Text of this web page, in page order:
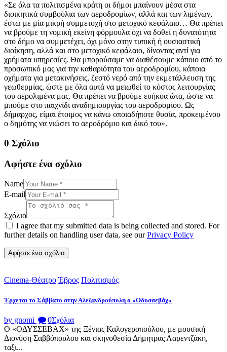
«Σε όλα τα πολιτισμένα κράτη οι δήμοι μπαίνουν μέσα στα
διοικητικά συμβούλια των αεροδρομίων, αλλά και των λιμένων,
έστω με μία μικρή συμμετοχή στο μετοχικό κεφάλαιο… Θα πρέπει
να βρούμε τη νομική εκείνη φόρμουλα όχι να δοθεί η δυνατότητα
στο δήμο να συμμετέχει, όχι μόνο στην τυπική ή ουσιαστική
διοίκηση, αλλά και στο μετοχικό κεφάλαιο, δίνοντας αντί για
χρήματα υπηρεσίες. Θα μπορούσαμε να διαθέσουμε κάποιο από το
προσωπικό μας για την καθαριότητα του αεροδρομίου, κάποια
οχήματα για μετακινήσεις, ζεστό νερό από την εκμετάλλευση της
γεωθερμίας, ώστε με όλα αυτά να μειωθεί το κόστος λειτουργίας
του αερολιμένα μας. Θα πρέπει να βρούμε ευήκοα ώτα, ώστε να
μπούμε στο παιχνίδι αναδημιουργίας του αεροδρομίου. Ως
δήμαρχος, είμαι έτοιμος να κάνω οποιαδήποτε θυσία, προκειμένου
ο δημότης να νιώσει το αεροδρόμιο και δικό του».
0 Σχόλιο
Αφήστε ένα σχόλιο
Name
E-mail
Σχόλιο
I agree that my submitted data is being collected and stored. For
further details on handling user data, see ourPrivacy Policy
Cinema-Θέατρο Έβρος Πολιτισμός
Έρχεται το Σάββατο στην Αλεξανδρούπολη ο «Οδυσσεβάχ»
by gnomi 0Σχόλια
Ο «ΟΔΥΣΣΕΒΑΧ» της Ξένιας Καλογεροπούλου, με μουσική
Διονύση Σαββόπουλου και σκηνοθεσία Δήμητρας Λαρεντζάκη,
ταξι...